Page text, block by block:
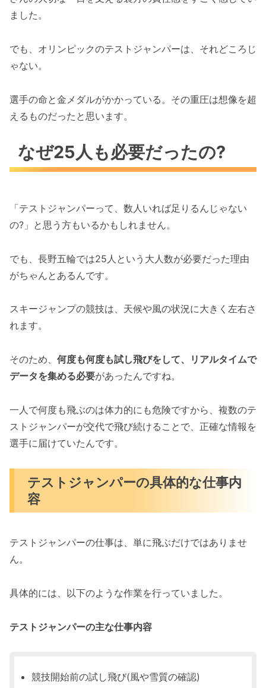
ました。
でも、オリンピックのテストジャンパーは、それどころじ
ゃない。
選手の命と金メダルがかかっている。その重圧は想像を超
えるものだったと思います。
なぜ25人も必要だったの?
「テストジャンパーって、数人いれば足りるんじゃない
の?」と思う方もいるかもしれません。
でも、長野五輪では25人という大人数が必要だった理由
がちゃんとあるんです。
スキージャンプの競技は、天候や風の状況に大きく左右さ
れます。
そのため、 何度も何度も試し飛びをして、リアルタイムで
データを集める必要があったんですね。
一人で何度も飛ぶのは体力的にも危険ですから、複数のテ
ストジャンパーが交代で飛び続けることで、正確な情報を
選手に届けていたんです。
テストジャンパーの具体的な仕事内
容
テストジャンパーの仕事は、単に飛ぶだけではありませ
ん。
具体的には、以下のような作業を行っていました。
テストジャンパーの主な仕事内容
競技開始前の試し飛び(風や雪質の確認)